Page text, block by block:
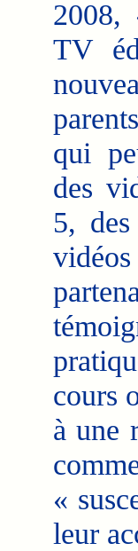
2008,
TV
qui
des
5,
cours
à une
«
leur